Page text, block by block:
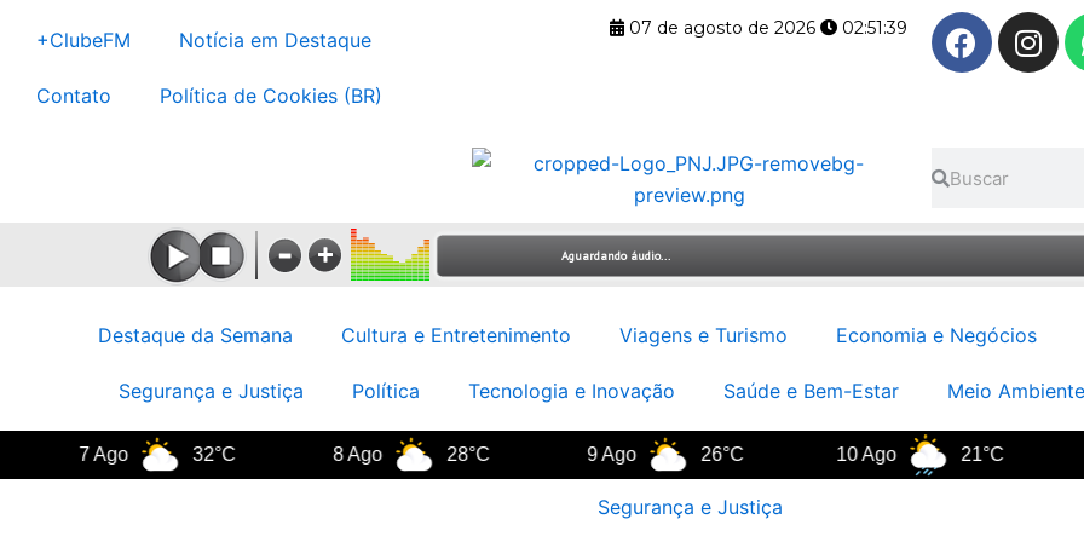
para
conteúdo
+ClubeFM Notícia em Destaque
Contato Política de Cookies (BR)
07 de agosto de 2026 02:51:40
F
a
o
k
I
n
a
m
Destaque da Semana Cultura e Entretenimento Viagens e Turismo Economia e Negócios
Segurança e Justiça Política Tecnologia e Inovação Saúde e Bem-Estar Meio
32°C 28°C 26°C 21°C
Segurança e Justiça